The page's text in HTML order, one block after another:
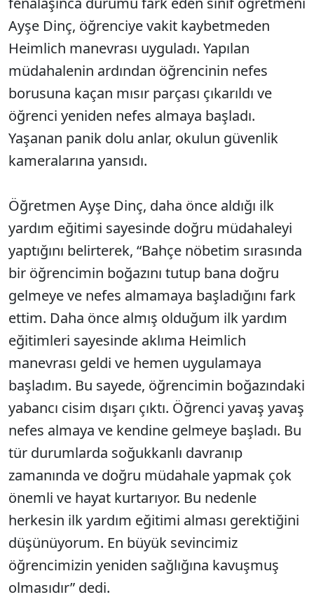
Ayşe Dinç, öğrenciye vakit kaybetmeden
Heimlich manevrası uyguladı. Yapılan
müdahalenin ardından öğrencinin nefes
borusuna kaçan mısır parçası çıkarıldı ve
öğrenci yeniden nefes almaya başladı.
Yaşanan panik dolu anlar, okulun güvenlik
kameralarına yansıdı.
Öğretmen Ayşe Dinç, daha önce aldığı ilk
yardım eğitimi sayesinde doğru müdahaleyi
yaptığını belirterek, “Bahçe nöbetim sırasında
bir öğrencimin boğazını tutup bana doğru
gelmeye ve nefes almamaya başladığını fark
ettim. Daha önce almış olduğum ilk yardım
eğitimleri sayesinde aklıma Heimlich
manevrası geldi ve hemen uygulamaya
başladım. Bu sayede, öğrencimin boğazındaki
yabancı cisim dışarı çıktı. Öğrenci yavaş yavaş
nefes almaya ve kendine gelmeye başladı. Bu
tür durumlarda soğukkanlı davranıp
zamanında ve doğru müdahale yapmak çok
önemli ve hayat kurtarıyor. Bu nedenle
herkesin ilk yardım eğitimi alması gerektiğini
düşünüyorum. En büyük sevincimiz
öğrencimizin yeniden sağlığına kavuşmuş
olmasıdır” dedi.